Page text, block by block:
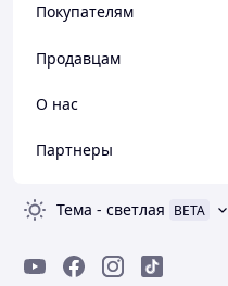
Покупателям
Продавцам
О нас
Партнеры
Тема - светлая BETA